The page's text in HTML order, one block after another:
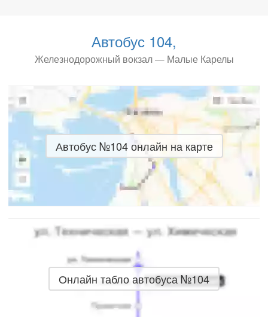
Автобус 104,
Железнодорожный вокзал — Малые Карелы
Автобус №104 онлайн на карте
Онлайн табло автобуса №104